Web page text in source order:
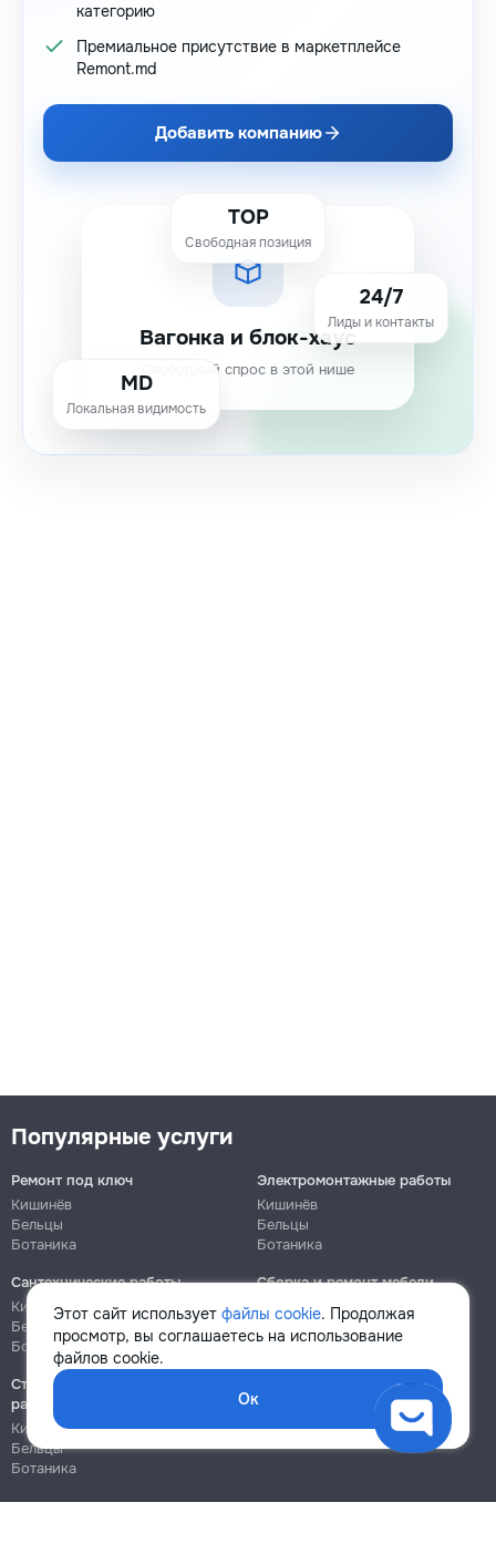
категорию
Премиальное присутствие в маркетплейсе
Remont.md
Добавить компанию
Вагонка и блок-хаус
Свободный спрос в этой нише
TOP
Свободная позиция
24/7
Лиды и контакты
MD
Локальная видимость
Этот сайт использует файлы cookie. Продолжая
просмотр, вы соглашаетесь на использование
файлов cookie.
Ок
Популярные услуги
Ремонт под ключ
Кишинёв
Бельцы
Ботаника
Электромонтажные работы
Кишинёв
Бельцы
Ботаника
Сантехнические работы
Кишинёв
Бельцы
Ботаника
Сборка и ремонт мебели
Кишинёв
Ботаника
Строительно-монтажные
работы
Кишинёв
Бельцы
Ботаника